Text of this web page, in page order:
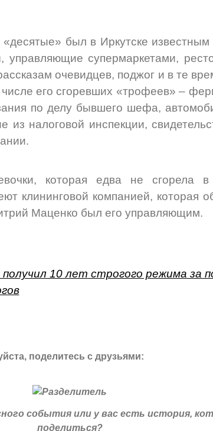
был в Иркутске известным
супермаркетами,
очевидцев, поджог и в те
его сгоревших «трофеев» –
по делу бывшего шефа,
из налоговой инспекции,
которая едва не сгорела в
клининговой компанией, которая
Маценко был его управляющим.
10 лет строгого режима за
поделитесь с друзьями:
события или у вас есть история,
поделиться?